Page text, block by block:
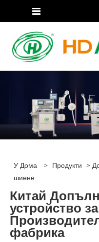
У Дома > Продукти >
шиене
Китай
устройство
фабрика